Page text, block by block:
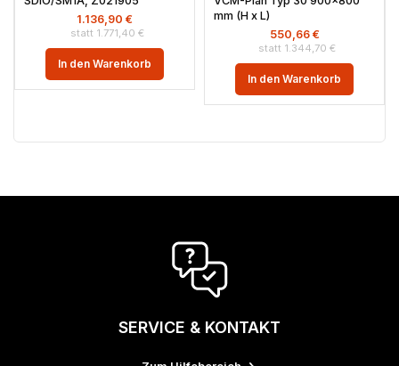
1.771,40 €
1.136,90 €
In den Warenkorb
mm (H x L)
1.344,70 €
550,66 €
In den Warenkorb
SERVICE & KONTAKT